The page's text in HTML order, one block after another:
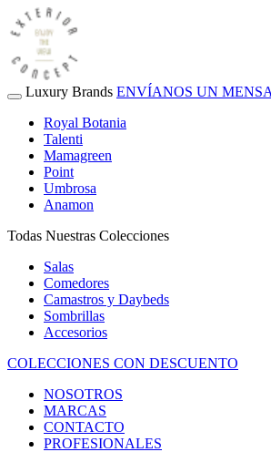
Luxury Brands ENVÍANOS UN
Royal Botania
Talenti
Mamagreen
Point
Umbrosa
Anamon
Todas Nuestras Colecciones
Salas
Comedores
Camastros y Daybeds
Sombrillas
Accesorios
COLECCIONES CON DESCUENTO
NOSOTROS
MARCAS
CONTACTO
PROFESIONALES